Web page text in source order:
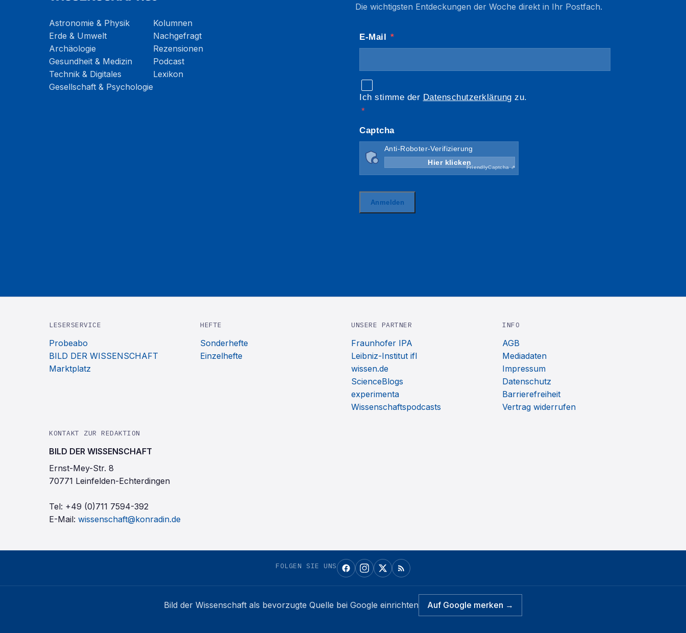
Astronomie & Physik
Erde & Umwelt
Archäologie
Gesundheit & Medizin
Technik & Digitales
Gesellschaft & Psychologie
Kolumnen
Nachgefragt
Rezensionen
Podcast
Lexikon
Die wichtigsten Entdeckungen der Woche direkt in Ihr Postfach.
LESERSERVICE
Probeabo
BILD DER WISSENSCHAFT
Marktplatz
HEFTE
Sonderhefte
Einzelhefte
UNSERE PARTNER
Fraunhofer IPA
Leibniz-Institut ifl
wissen.de
ScienceBlogs
experimenta
Wissenschaftspodcasts
INFO
AGB
Mediadaten
Impressum
Datenschutz
Barrierefreiheit
Vertrag widerrufen
KONTAKT ZUR REDAKTION
BILD DER WISSENSCHAFT
Ernst-Mey-Str. 8
70771 Leinfelden-Echterdingen
Tel: +49 (0)711 7594-392
E-Mail: wissenschaft@konradin.de
FOLGEN SIE UNS
Bild der Wissenschaft als bevorzugte Quelle bei Google einrichten Auf Google merken →